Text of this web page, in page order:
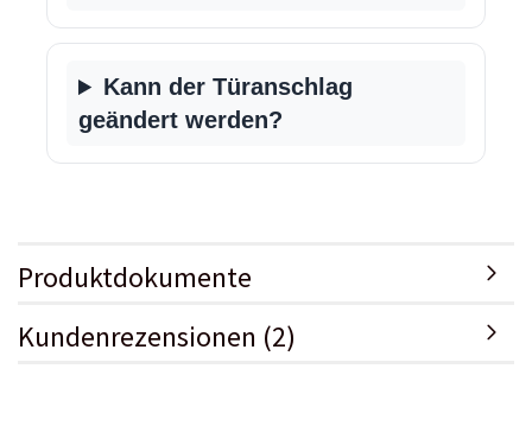
Kann der Türanschlag
geändert werden?
Produktdokumente
Kundenrezensionen (2)